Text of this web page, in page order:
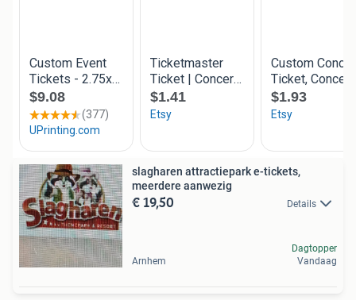
slagharen attractiepark e-tickets,
meerdere aanwezig
€ 19,50 Details
Arnhem
Dagtopper
Vandaag